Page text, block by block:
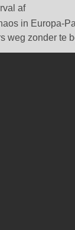
af
in Europa-
weg zonder te